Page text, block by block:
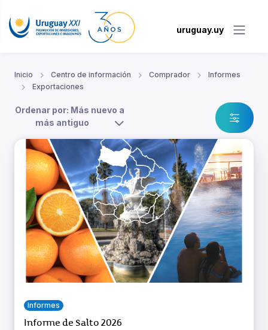
uruguay.uy
Inicio Centro de información Comprador
Informes
Exportaciones
Ordenar por: Más nuevo a
más antiguo
Informes
Informe de Salto 2026